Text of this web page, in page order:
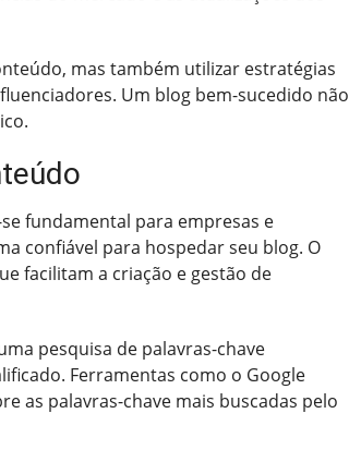
mas também utilizar estratégias
Um blog bem-sucedido não
fundamental para empresas e
confiável para hospedar seu blog. O
facilitam a criação e gestão de
pesquisa de palavras-chave
Ferramentas como o Google
as palavras-chave mais buscadas pelo